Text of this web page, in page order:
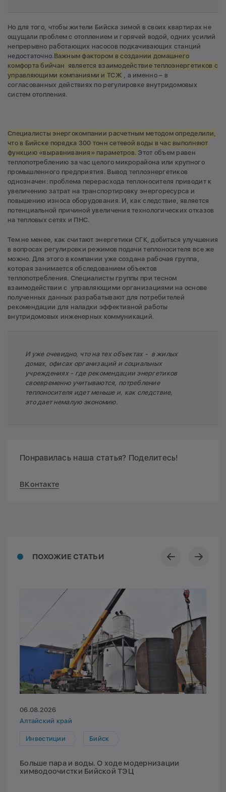
Но для того, чтобы жители Бийска зимой в своих квартирах не
ощущали проблем с отоплением и горячей водой, одних усилий
непрерывно работающих насосов подкачивающих станций
недостаточно.Важным фактором в создании домашнего
комфорта бийчан является взаимодействие теплоэнергетиков с
управляющими компаниями и ТСЖ , а именно – в
согласованных действиях по регулировке внутридомовых
систем отопления.
Специалисты энергокомпании расчетным методом определили,
что в Бийске порядка 300 тонн сетевой воды в час выполняют
функцию «выравнивания» параметров. Этот объем равен
теплопотреблению за час целого микрорайона или крупного
промышленного предприятия. Вывод теплоэнергетиков
однозначен: проблема перерасхода теплоносителя приводит к
увеличению затрат на транспортировку энергоресурса и
повышению износа оборудования. И, как следствие, является
потенциальной причиной увеличения технологических отказов
на тепловых сетях и ПНС.
Тем не менее, как считают энергетики СГК, добиться улучшения
в вопросах регулировки режимов подачи теплоносителя все же
можно. Для этого в компании уже создана рабочая группа,
которая занимается обследованием объектов
теплопотребления. Специалисты группы при тесном
взаимодействии с управляющими организациями на основе
полученных данных разрабатывают для потребителей
рекомендации для наладки эффективной работы
внутридомовых инженерных коммуникаций.
И уже очевидно, что на тех объектах - в жилых
домах, офисах организаций и социальных
учреждениях - где рекомендации энергетиков
своевременно учитываются, потребление
теплоносителя идет меньше и, как следствие,
это дает немалую экономию.
Понравилась наша статья? Поделитесь!
ВКонтакте
ПОХОЖИЕ СТАТЬИ
06.08.2026
Алтайский край
Инвестиции Бийск
Больше пара и воды. О ходе модернизации
химводоочистки Бийской ТЭЦ